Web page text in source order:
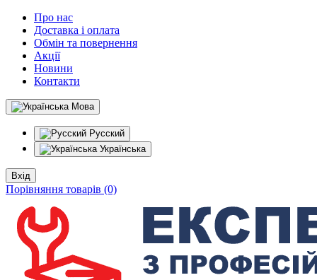
Про нас
Доставка і оплата
Обмін та повернення
Акції
Новини
Контакти
Мова
Русский
Українська
Вхід
Порівняння товарів (0)